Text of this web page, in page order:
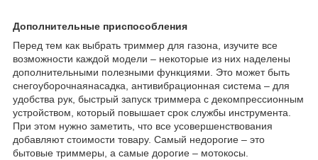
Дополнительные приспособления
Перед тем как выбрать триммер для газона, изучите все
возможности каждой модели – некоторые из них наделены
дополнительными полезными функциями. Это может быть
снегоуборочнаянасадка, антивибрационная система – для
удобства рук, быстрый запуск триммера с декомпрессионным
устройством, который повышает срок службы инструмента.
При этом нужно заметить, что все усовершенствования
добавляют стоимости товару. Самый недорогие – это
бытовые триммеры, а самые дорогие – мотокосы.